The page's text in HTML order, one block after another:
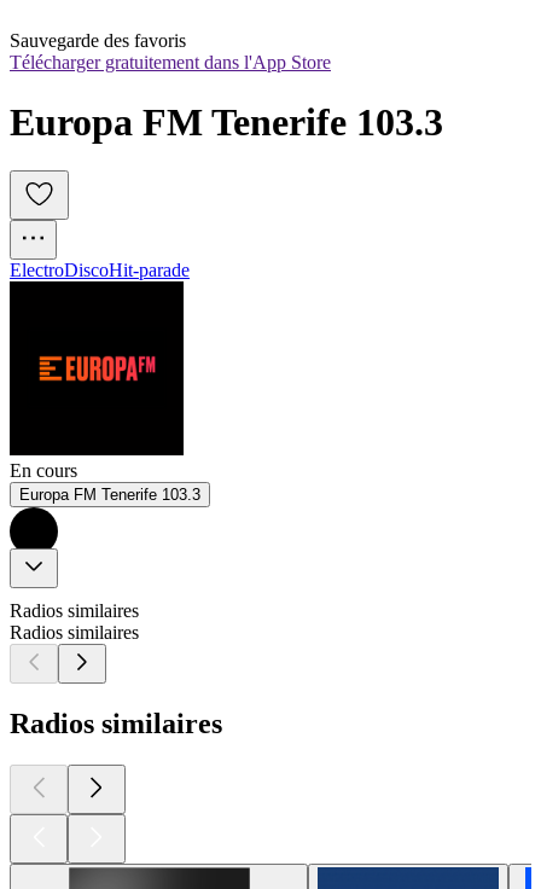
Sauvegarde des favoris
Télécharger gratuitement dans l'App Store
Europa FM Tenerife 103.3
ElectroDiscoHit-parade
En cours
Europa FM Tenerife 103.3
Radios similaires
Radios similaires
Radios similaires